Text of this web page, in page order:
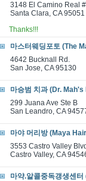
3148 El Camino Real
Santa Clara, CA 95051
Thanks!!!
마스터웨딩포토 (The
4642 Bucknall Rd.
San Jose, CA 95130
마승범 치과 (Dr. Mah's
299 Juana Ave Ste B
San Leandro, CA
마야 머리방 (Maya
3553 Castro Valley
Castro Valley, CA
마약.알콜중독갱생센